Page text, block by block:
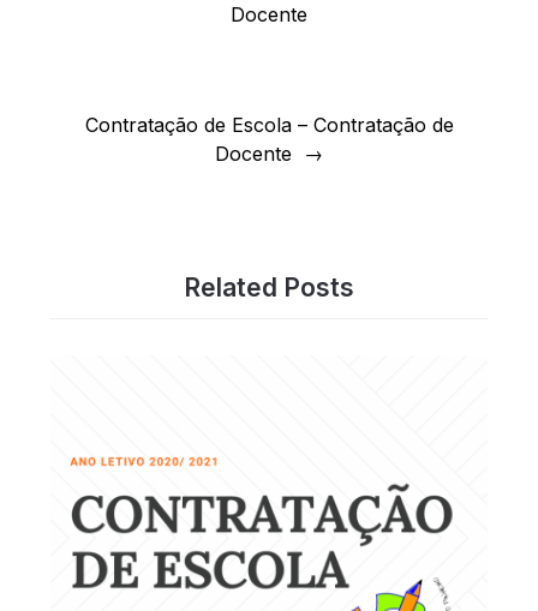
Docente
Contratação de Escola – Contratação de
Docente
Related Posts